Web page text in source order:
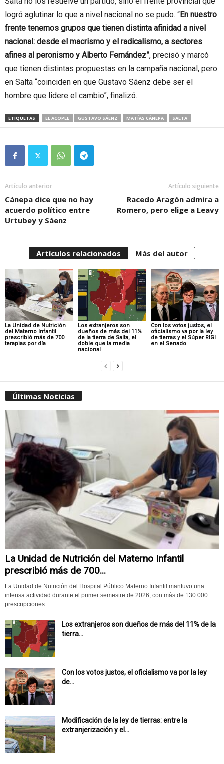
logró aglutinar lo que a nivel nacional no se pudo. “En nuestro
frente tenemos grupos que tienen distinta afinidad a nivel
nacional: desde el macrismo y el radicalismo, a sectores
afines al peronismo y Alberto Fernández”, precisó y marcó
que tienen distintas propuestas en la campaña nacional, pero
en Salta “coinciden en que Gustavo Sáenz debe ser el
hombre que lidere el cambio”, finalizó.
ETIQUETAS EL ACOPLE GUSTAVO SÁENZ MATÍAS CÁNEPA SALTA
Artículo anterior
Cánepa dice que no hay
acuerdo político entre
Urtubey y Sáenz
Artículo siguiente
Racedo Aragón admira a
Romero, pero elige a Leavy
Artículos relacionados Más del autor
La Unidad de Nutrición
del Materno Infantil
prescribió más de 700
terapias por día
Los extranjeros son
dueños de más del 11%
de la tierra de Salta, el
doble que la media
nacional
Con los votos justos, el
oficialismo va por la ley
de tierras y el Súper RIGI
en el Senado
Últimas Noticias
La Unidad de Nutrición del Materno Infantil
prescribió más de 700...
La Unidad de Nutrición del Hospital Público Materno Infantil mantuvo una
intensa actividad durante el primer semestre de 2026, con más de 130.000
prescripciones...
Los extranjeros son dueños de más del 11% de la
tierra...
Con los votos justos, el oficialismo va por la ley
de...
Modificación de la ley de tierras: entre la
extranjerización y el...